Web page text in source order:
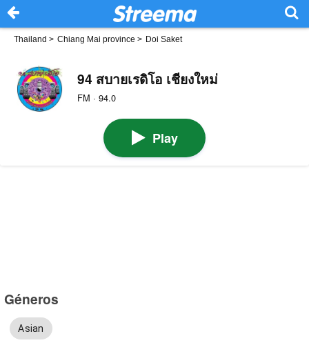
Thailand > Chiang Mai province > Doi Saket
94 สบายเรดิโอ เชียงใหม่
FM · 94.0
Play
Géneros
Asian